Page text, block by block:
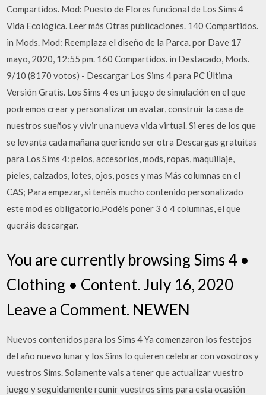
Compartidos. Mod: Puesto de Flores funcional de Los Sims 4
Vida Ecológica. Leer más Otras publicaciones. 140 Compartidos.
in Mods. Mod: Reemplaza el diseño de la Parca. por Dave 17
mayo, 2020, 12:55 pm. 160 Compartidos. in Destacado, Mods.
9/10 (8170 votos) - Descargar Los Sims 4 para PC Última
Versión Gratis. Los Sims 4 es un juego de simulación en el que
podremos crear y personalizar un avatar, construir la casa de
nuestros sueños y vivir una nueva vida virtual. Si eres de los que
se levanta cada mañana queriendo ser otra Descargas gratuitas
para Los Sims 4: pelos, accesorios, mods, ropas, maquillaje,
pieles, calzados, lotes, ojos, poses y mas Más columnas en el
CAS; Para empezar, si tenéis mucho contenido personalizado
este mod es obligatorio.Podéis poner 3 ó 4 columnas, el que
queráis descargar.
You are currently browsing Sims 4 •
Clothing • Content. July 16, 2020
Leave a Comment. NEWEN
Nuevos contenidos para los Sims 4 Ya comenzaron los festejos
del año nuevo lunar y los Sims lo quieren celebrar con vosotros y
vuestros Sims. Solamente vais a tener que actualizar vuestro
juego y seguidamente reunir vuestros sims para esta ocasión